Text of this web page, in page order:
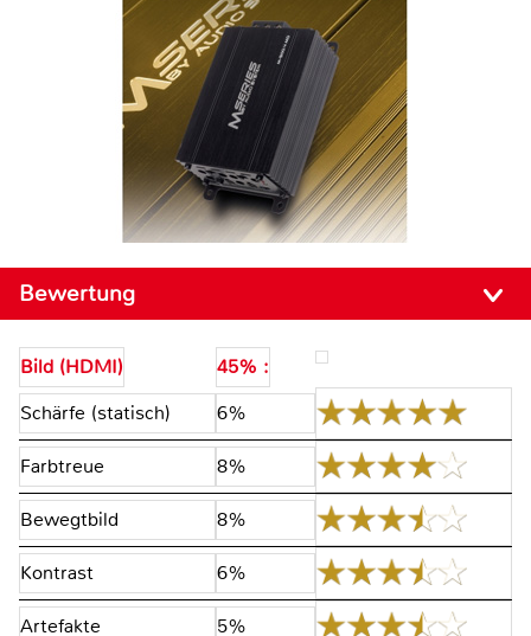
Bewertung
Bild (HDMI)
45% :
Schärfe (statisch)
6%
Farbtreue 8%
Bewegtbild 8%
Kontrast 6%
Artefakte 5%